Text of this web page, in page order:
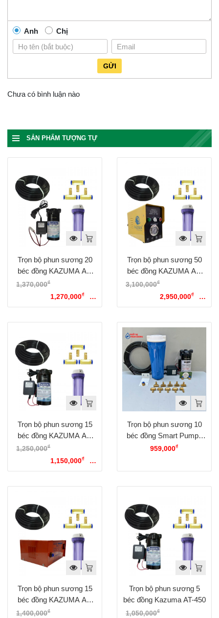
Anh Chị
GỬI
Chưa có bình luận nào
SẢN PHẨM TƯỢNG TỰ
Trọn bộ phun sương 20
béc đồng KAZUMA AT-
750
1,370,000₫
1,270,000₫
Giá
hiện tại là: 1,270,000₫.
Trọn bộ phun sương 50
béc đồng KAZUMA AT-
4050
3,100,000₫
3,100,000₫.2,950,000₫
Giá
hiện tại là: 2,950,000₫.
Trọn bộ phun sương 15
béc đồng KAZUMA AT-
450
1,250,000₫
1,250,000₫.1,150,000₫
Giá
hiện tại là: 1,150,000₫.
Trọn bộ phun sương 10
béc đồng Smart Pumps
KJ-15
959,000₫
Trọn bộ phun sương 15
béc đồng KAZUMA AT-
1015
1,400,000₫
Trọn bộ phun sương 5
béc đồng Kazuma AT-450
1,050,000₫